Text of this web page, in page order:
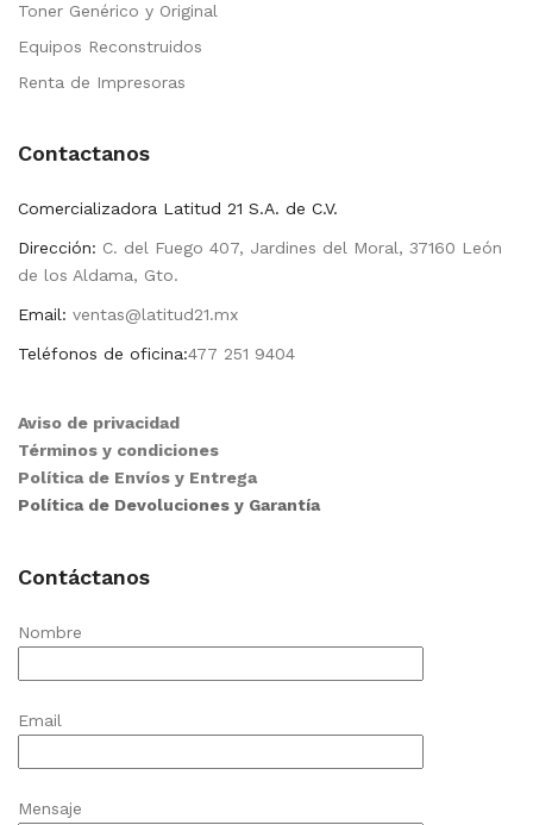
Toner Genérico y Original
Equipos Reconstruidos
Renta de Impresoras
Contactanos
Comercializadora Latitud 21 S.A. de C.V.
Dirección: C. del Fuego 407, Jardines del Moral, 37160 León
de los Aldama, Gto.
Email: ventas@latitud21.mx
Teléfonos de oficina:477 251 9404
Aviso de privacidad
Términos y condiciones
Política de Envíos y Entrega
Política de Devoluciones y Garantía
Contáctanos
Nombre
Email
Mensaje